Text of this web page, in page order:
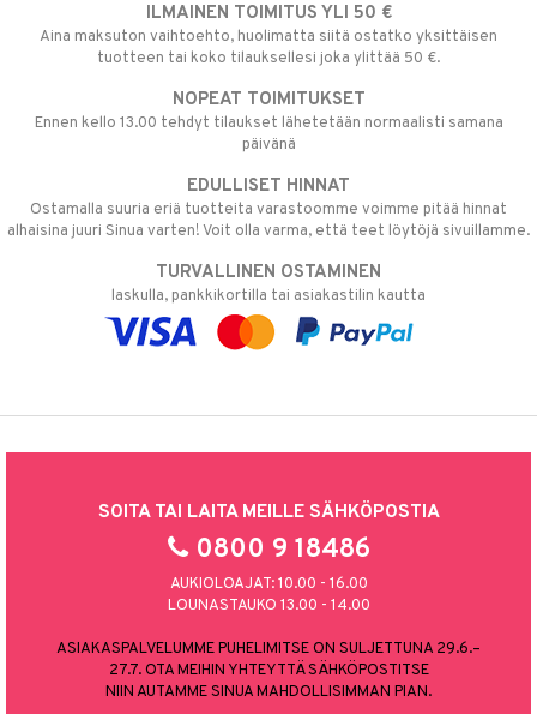
ILMAINEN TOIMITUS YLI 50 €
Aina maksuton vaihtoehto, huolimatta siitä ostatko yksittäisen
tuotteen tai koko tilauksellesi joka ylittää 50 €.
NOPEAT TOIMITUKSET
Ennen kello 13.00 tehdyt tilaukset lähetetään normaalisti samana
päivänä
EDULLISET HINNAT
Ostamalla suuria eriä tuotteita varastoomme voimme pitää hinnat
alhaisina juuri Sinua varten! Voit olla varma, että teet löytöjä sivuillamme.
TURVALLINEN OSTAMINEN
laskulla, pankkikortilla tai asiakastilin kautta
SOITA TAI LAITA MEILLE SÄHKÖPOSTIA
0800 9 18486
AUKIOLOAJAT: 10.00 - 16.00
LOUNASTAUKO 13.00 - 14.00
ASIAKASPALVELUMME PUHELIMITSE ON SULJETTUNA 29.6.–
27.7. OTA MEIHIN YHTEYTTÄ SÄHKÖPOSTITSE
NIIN AUTAMME SINUA MAHDOLLISIMMAN PIAN.